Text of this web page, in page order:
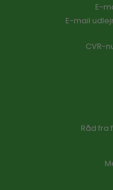
E-
E-mail
CVR-
Råd fra